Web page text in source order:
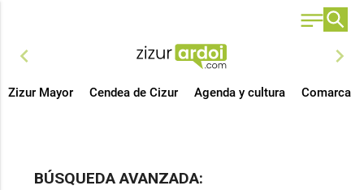
chevron_left chevron_right
Zizur Mayor Cendea de Cizur Agenda y cultura Comarca
BÚSQUEDA AVANZADA: